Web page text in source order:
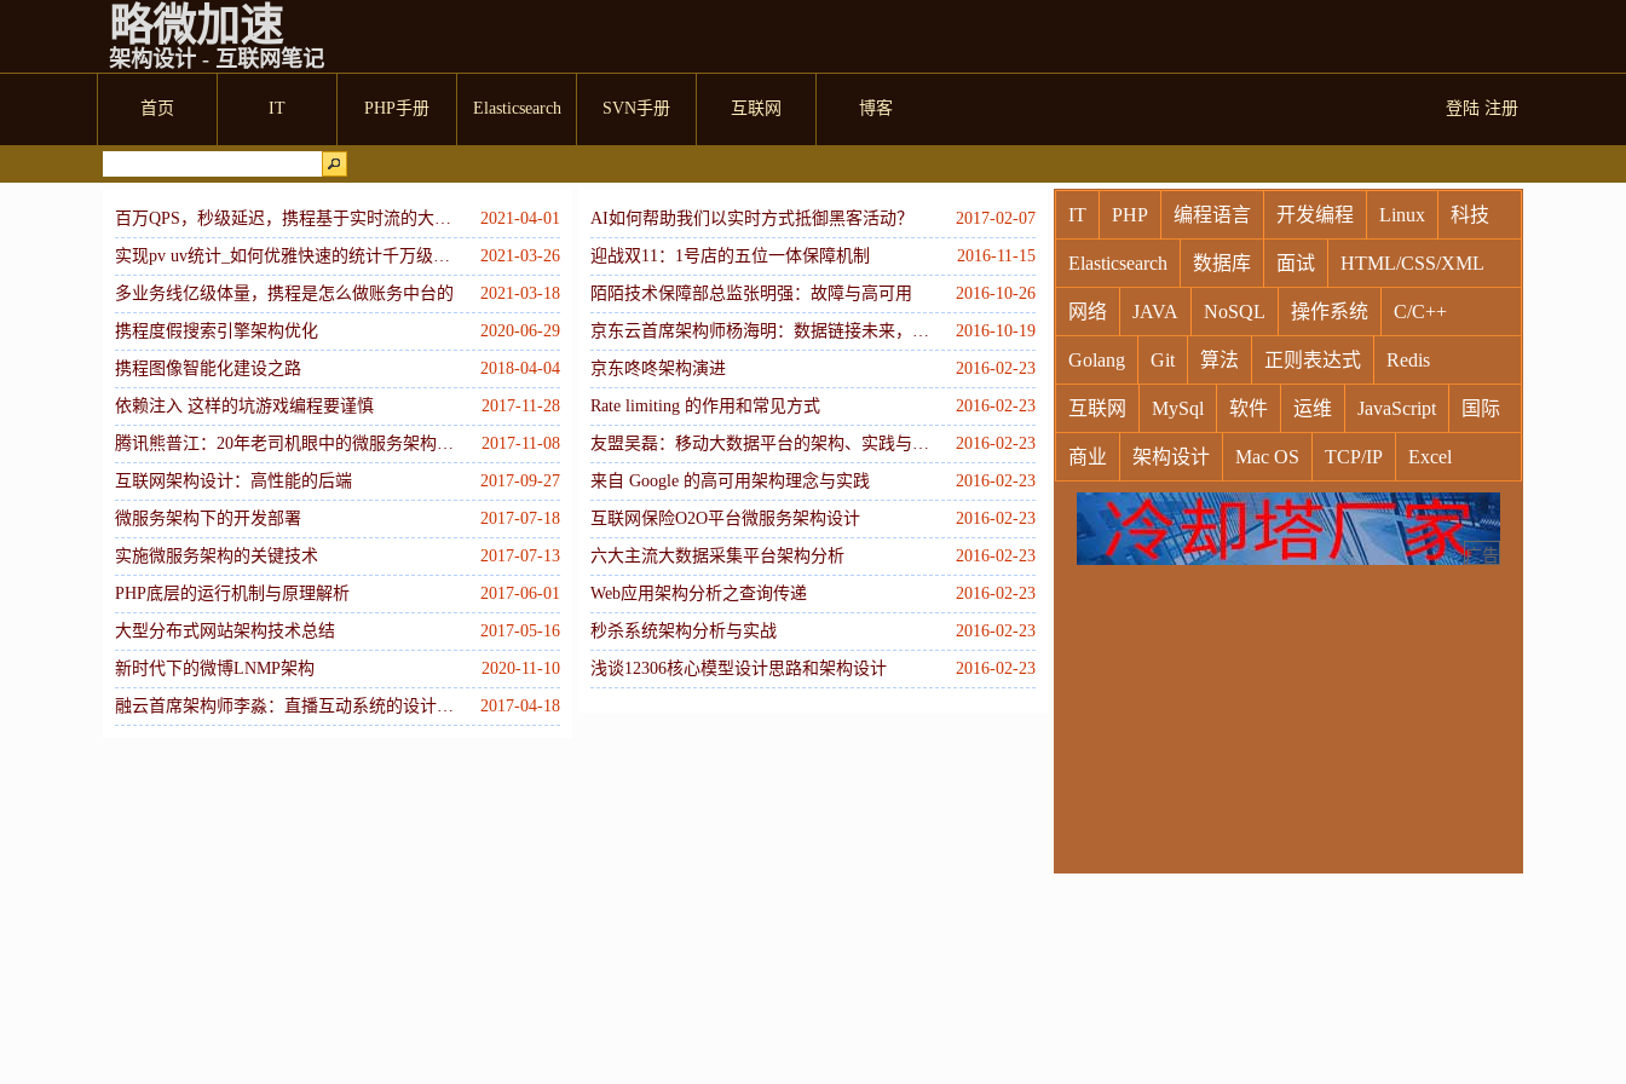
略微加速
架构设计 - 互联网笔记
首页 IT PHP手册 Elasticsearch SVN手册 互联网 博客 登陆 注册
2021-04-01
百万QPS，秒级延迟，携程基于实时流的大数据基础层建设
2021-03-26
实现pv uv统计_如何优雅快速的统计千万级别uv？
2021-03-18
多业务线亿级体量，携程是怎么做账务中台的
2020-06-29
携程度假搜索引擎架构优化
2018-04-04
携程图像智能化建设之路
2017-11-28
依赖注入 这样的坑游戏编程要谨慎
2017-11-08
腾讯熊普江：20年老司机眼中的微服务架构优势及痛点
2017-09-27
互联网架构设计：高性能的后端
2017-07-18
微服务架构下的开发部署
2017-07-13
实施微服务架构的关键技术
2017-06-01
PHP底层的运行机制与原理解析
2017-05-16
大型分布式网站架构技术总结
2020-11-10
新时代下的微博LNMP架构
2017-04-18
融云首席架构师李淼：直播互动系统的设计与实践
2017-02-07
AI如何帮助我们以实时方式抵御黑客活动？
2016-11-15
迎战双11：1号店的五位一体保障机制
2016-10-26
陌陌技术保障部总监张明强：故障与高可用
2016-10-19
京东云首席架构师杨海明：数据链接未来，云+移动互联网的化学反应
2016-02-23
京东咚咚架构演进
2016-02-23
Rate limiting 的作用和常见方式
2016-02-23
友盟吴磊：移动大数据平台的架构、实践与数据增值
2016-02-23
来自 Google 的高可用架构理念与实践
2016-02-23
互联网保险O2O平台微服务架构设计
2016-02-23
六大主流大数据采集平台架构分析
2016-02-23
Web应用架构分析之查询传递
2016-02-23
秒杀系统架构分析与实战
2016-02-23
浅谈12306核心模型设计思路和架构设计
IT PHP 编程语言 开发编程 Linux 科技
Elasticsearch 数据库 面试 HTML/CSS/XML
网络 JAVA NoSQL 操作系统 C/C++
Golang Git 算法 正则表达式 Redis
互联网 MySql 软件 运维 JavaScript 国际
商业 架构设计 Mac OS TCP/IP Excel
Windows Oracle Socket VR Vim
MongoDB 运营 Python MemCache 硬件广告